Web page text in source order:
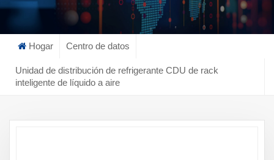
Hogar Centro de datos
Unidad de distribución de refrigerante CDU de rack
inteligente de líquido a aire